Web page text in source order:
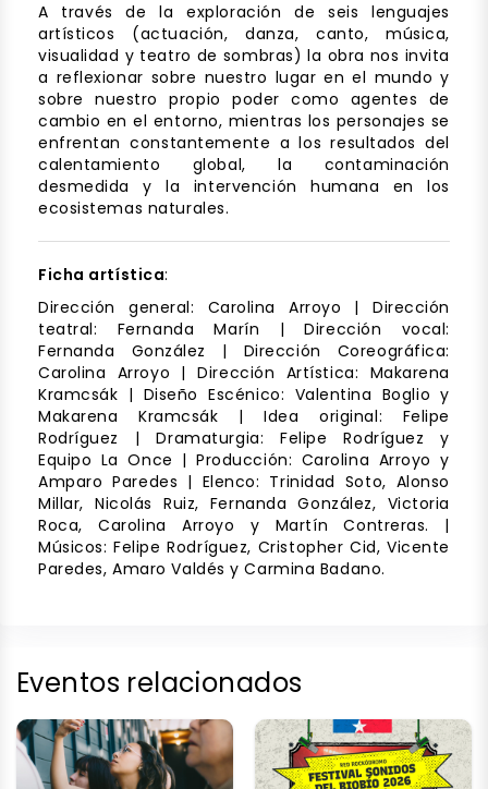
A través de la exploración de seis lenguajes
artísticos (actuación, danza, canto, música,
visualidad y teatro de sombras) la obra nos invita
a reflexionar sobre nuestro lugar en el mundo y
sobre nuestro propio poder como agentes de
cambio en el entorno, mientras los personajes se
enfrentan constantemente a los resultados del
calentamiento global, la contaminación
desmedida y la intervención humana en los
ecosistemas naturales.
Ficha artística:
Dirección general: Carolina Arroyo | Dirección
teatral: Fernanda Marín | Dirección vocal:
Fernanda González | Dirección Coreográfica:
Carolina Arroyo | Dirección Artística: Makarena
Kramcsák | Diseño Escénico: Valentina Boglio y
Makarena Kramcsák | Idea original: Felipe
Rodríguez | Dramaturgia: Felipe Rodríguez y
Equipo La Once | Producción: Carolina Arroyo y
Amparo Paredes | Elenco: Trinidad Soto, Alonso
Millar, Nicolás Ruiz, Fernanda González, Victoria
Roca, Carolina Arroyo y Martín Contreras. |
Músicos: Felipe Rodríguez, Cristopher Cid, Vicente
Paredes, Amaro Valdés y Carmina Badano.
Eventos relacionados